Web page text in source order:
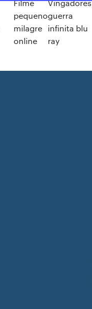
Filme
pequeno
milagre
online
Vingadores
guerra
infinita blu
ray